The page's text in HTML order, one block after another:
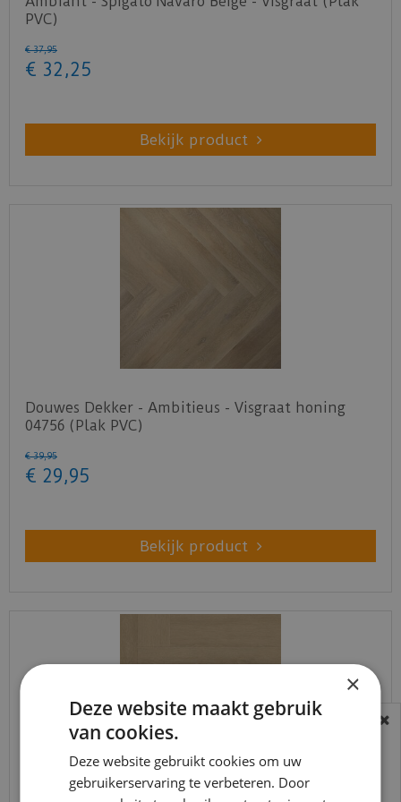
PVC)
€ 37,95
€ 32 ,25
Bekijk product
Douwes Dekker - Ambitieus - Visgraat honing
04756 (Plak PVC)
€ 39,95
€ 29,95
Bekijk product
BEREIKBAARHEID
In verband met de vakantie periode zijn wij
t/m 14 augustus telefonisch helaas niet
×
Deze website maakt gebruik
van cookies.
Deze website gebruikt cookies om uw
gebruikerservaring te verbeteren. Door